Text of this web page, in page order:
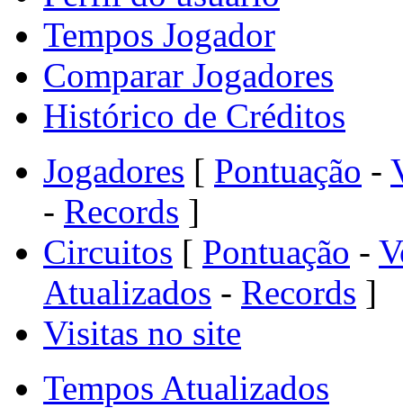
Tempos Jogador
Comparar Jogadores
Histórico de Créditos
Jogadores [ Pontuação -
- Records ]
Circuitos [ Pontuação -
Atualizados - Records ]
Visitas no site
Tempos Atualizados